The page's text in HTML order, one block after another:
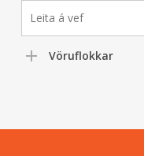
Vöruflokkar